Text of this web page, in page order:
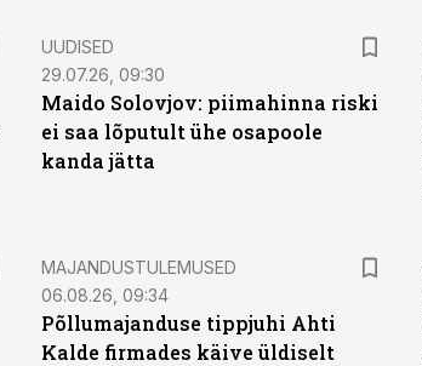
UUDISED
29.07.26, 09:30
Maido Solovjov: piimahinna riski
ei saa lõputult ühe osapoole
kanda jätta
MAJANDUSTULEMUSED
06.08.26, 09:34
Põllumajanduse tippjuhi Ahti
Kalde firmades käive üldiselt